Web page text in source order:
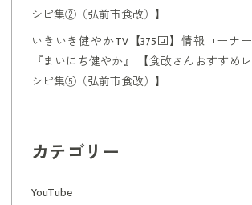
シピ集②（弘前市食改）】
いきいき健やかTV【375回】情報コーナー
『まいにち健やか』 【食改さんおすすめレ
シピ集⑤（弘前市食改）】
カテゴリー
YouTube